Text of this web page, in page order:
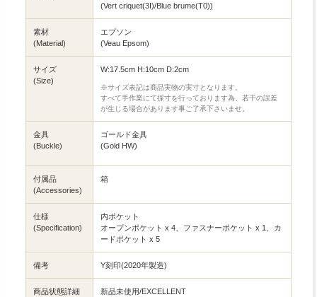
(Vert criquet(3I)/Blue brume(T0))
素材
(Material)
エプソン
(Veau Epsom)
サイズ
(Size)
W:17.5cm H:10cm D:2cm
※サイズ表記は商品実物の実寸となります。
すべて手作業にて採寸を行っております為、若干の誤差
が生じる場合があります事ご了承下さいませ。
金具
(Buckle)
ゴールド金具
(Gold HW)
付属品
(Accessories)
箱
仕様
(Specification)
内ポケット
オープンポケット x 4、ファスナーポケット x 1、カ
ードポケット x 5
備考 Y刻印(2020年製造)
商品状態詳細
新品未使用/EXCELLENT